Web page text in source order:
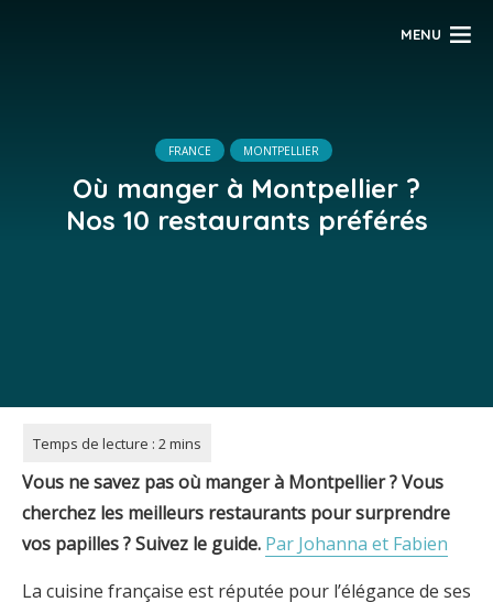
MENU
FRANCE MONTPELLIER
Où manger à Montpellier ?
Nos 10 restaurants préférés
Vous ne savez pas où manger à Montpellier ? Vous
cherchez les meilleurs restaurants pour surprendre
vos papilles ? Suivez le guide. Par Johanna et Fabien
La cuisine française est réputée pour l’élégance de ses